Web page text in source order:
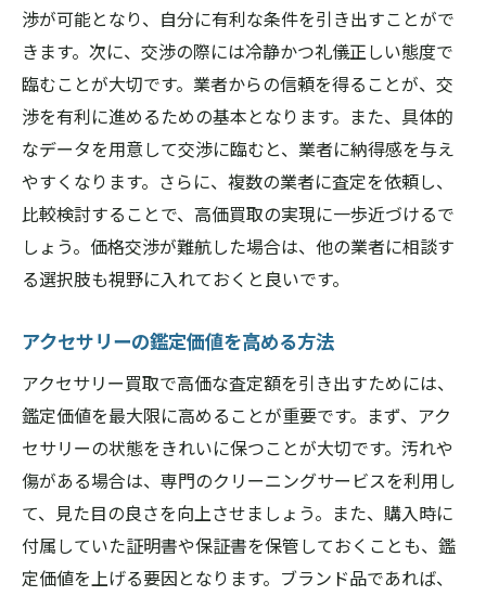
渉が可能となり、自分に有利な条件を引き出すことがで
きます。次に、交渉の際には冷静かつ礼儀正しい態度で
臨むことが大切です。業者からの信頼を得ることが、交
渉を有利に進めるための基本となります。また、具体的
なデータを用意して交渉に臨むと、業者に納得感を与え
やすくなります。さらに、複数の業者に査定を依頼し、
比較検討することで、高価買取の実現に一歩近づけるで
しょう。価格交渉が難航した場合は、他の業者に相談す
る選択肢も視野に入れておくと良いです。
アクセサリーの鑑定価値を高める方法
アクセサリー買取で高価な査定額を引き出すためには、
鑑定価値を最大限に高めることが重要です。まず、アク
セサリーの状態をきれいに保つことが大切です。汚れや
傷がある場合は、専門のクリーニングサービスを利用し
て、見た目の良さを向上させましょう。また、購入時に
付属していた証明書や保証書を保管しておくことも、鑑
定価値を上げる要因となります。ブランド品であれば、